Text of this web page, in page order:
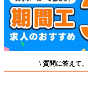
\ 質問に答えて、